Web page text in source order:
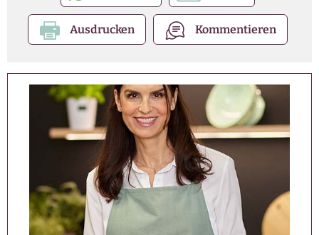
Ausdrucken Kommentieren